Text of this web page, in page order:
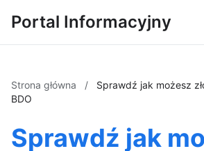
Portal Informacyjny
Strona główna /
Sprawdź jak możesz
BDO
Sprawdź jak